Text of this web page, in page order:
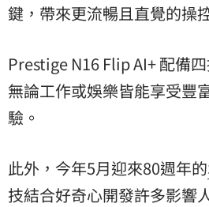
鍵，帶來更流暢且直覺的操
Prestige N16 Flip AI+ 配備
無論工作或娛樂皆能享受豐
驗。
此外，今年5月迎來80週年的
技結合好奇心開發許多影響